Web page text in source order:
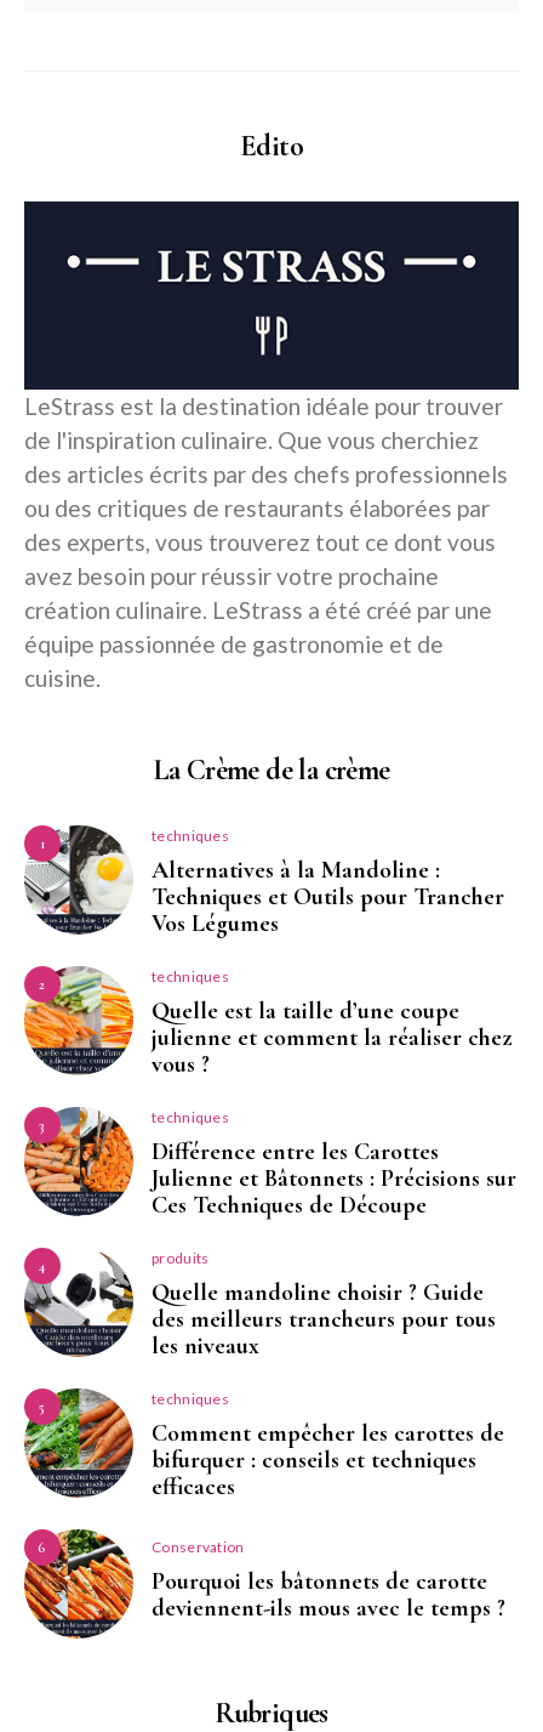
Edito
LeStrass est la destination idéale pour trouver
de l'inspiration culinaire. Que vous cherchiez
des articles écrits par des chefs professionnels
ou des critiques de restaurants élaborées par
des experts, vous trouverez tout ce dont vous
avez besoin pour réussir votre prochaine
création culinaire. LeStrass a été créé par une
équipe passionnée de gastronomie et de
cuisine.
La Crème de la crème
1 techniques
Alternatives à la Mandoline :
Techniques et Outils pour Trancher
Vos Légumes
2 techniques
Quelle est la taille d’une coupe
julienne et comment la réaliser chez
vous ?
3 techniques
Différence entre les Carottes
Julienne et Bâtonnets : Précisions sur
Ces Techniques de Découpe
4 produits
Quelle mandoline choisir ? Guide
des meilleurs trancheurs pour tous
les niveaux
5 techniques
Comment empêcher les carottes de
bifurquer : conseils et techniques
efficaces
6 Conservation
Pourquoi les bâtonnets de carotte
deviennent-ils mous avec le temps ?
Rubriques